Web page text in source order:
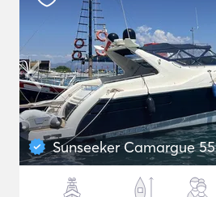
Sunseeker Camargue 55